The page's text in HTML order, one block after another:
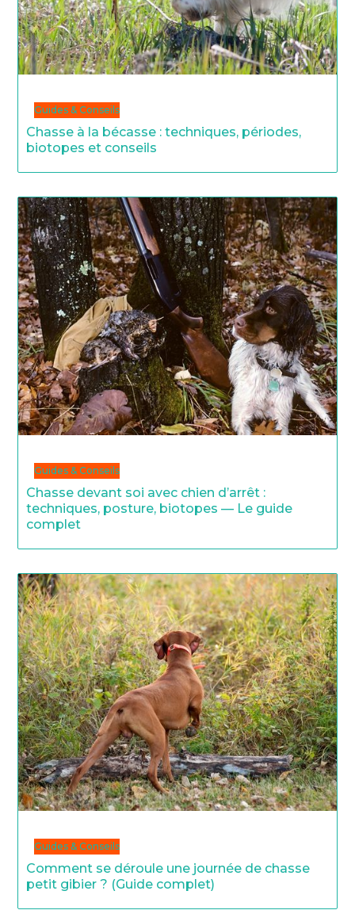
Guides & Conseils
Chasse à la bécasse : techniques, périodes,
biotopes et conseils
Guides & Conseils
Chasse devant soi avec chien d’arrêt :
techniques, posture, biotopes — Le guide
complet
Guides & Conseils
Comment se déroule une journée de chasse
petit gibier ? (Guide complet)